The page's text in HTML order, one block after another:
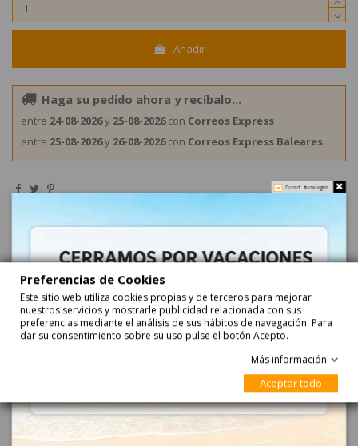
Añadir
Haga su pedido ahora y recíbalo...
entre 24-08-2026y 25-08-2026con Correos Express
entre 25-08-2026y 26-08-2026con Correos Express Baleares
Descripción
Galleta Oreo Bañada Chocolate Blanco 346gr 1
Galleta Oreo Bañada Chocolate Blanco 346gr 1 Estuche son galletas
oreos envueltas de chocolate blanco que se venden 6 bolsitas de 2
galletas cada una.
¿Qué ingredientes tienen las galletas Oreo
Blancas?
Do not show again.
Preferencias de Cookies
Este sitio web utiliza cookies propias y de terceros para mejorar
nuestros servicios y mostrarle publicidad relacionada con sus
preferencias mediante el análisis de sus hábitos de navegación. Para
dar su consentimiento sobre su uso pulse el botón Acepto.
Más información
Aceptar todo